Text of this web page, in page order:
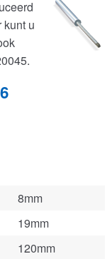
kunt u
8mm
19mm
120mm